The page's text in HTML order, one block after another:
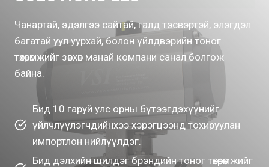
Чанартай, эдэлгээ сайтай, галд тэсвэртэй, элэгдэл
багатай уул уурхай, болон үйлдвэрийн тоног
төхөөрөмжийг зөвхөн манай компани санал болгож
байна.
Бид 10 гаруй улс орны бүтээгдэхүүнийг
үйлчлүүлэгчдийнхээ хэрэгцээнд тохируулан
импортлон нийлүүлдэг.
Бид дэлхийн шилдэг брэндийн тоног төхөөрөмжийг